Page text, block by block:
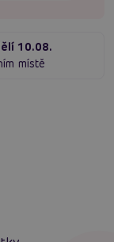
10.08.
místě